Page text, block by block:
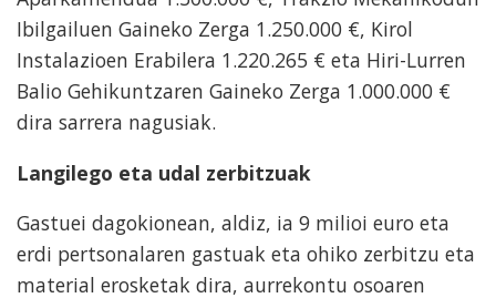
Ibilgailuen Gaineko Zerga 1.250.000 €, Kirol
Instalazioen Erabilera 1.220.265 € eta Hiri-Lurren
Balio Gehikuntzaren Gaineko Zerga 1.000.000 €
dira sarrera nagusiak.
Langilego eta udal zerbitzuak
Gastuei dagokionean, aldiz, ia 9 milioi euro eta
erdi pertsonalaren gastuak eta ohiko zerbitzu eta
material erosketak dira, aurrekontu osoaren